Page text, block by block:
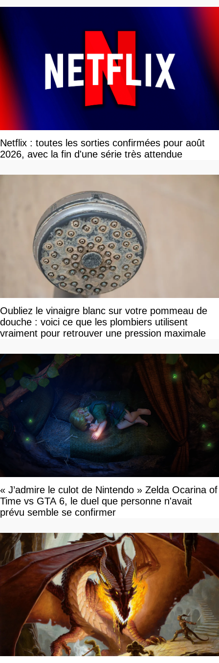
Netflix : toutes les sorties confirmées pour août
2026, avec la fin d'une série très attendue
Oubliez le vinaigre blanc sur votre pommeau de
douche : voici ce que les plombiers utilisent
vraiment pour retrouver une pression maximale
« J’admire le culot de Nintendo » Zelda Ocarina of
Time vs GTA 6, le duel que personne n'avait
prévu semble se confirmer